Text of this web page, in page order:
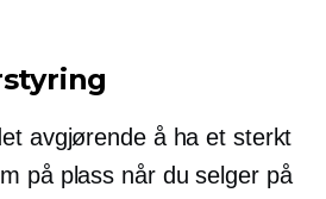
avgjørende å ha et sterkt
på plass når du selger på